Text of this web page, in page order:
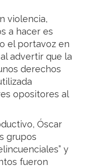
violencia,
a hacer es
el portavoz en
advertir que la
derechos
opositores al
Óscar
grupos
y
fueron